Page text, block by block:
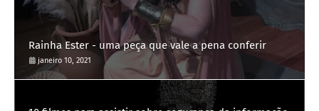
Rainha Ester - uma peça que vale a pena conferir
janeiro 10, 2021